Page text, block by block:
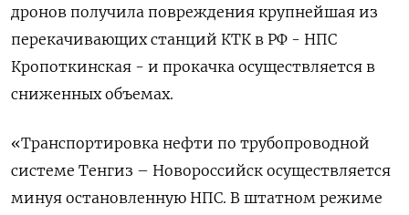
дронов получила повреждения крупнейшая из
перекачивающих станций КТК в РФ - НПС
Кропоткинская - и прокачка осуществляется в
сниженных объемах.
«Транспортировка нефти по трубопроводной
системе Тенгиз – Новороссийск осуществляется
минуя остановленную НПС. В штатном режиме